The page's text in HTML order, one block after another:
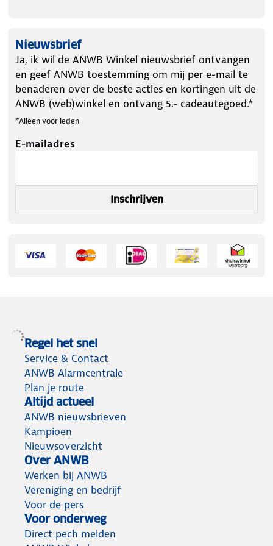
Nieuwsbrief
Ja, ik wil de ANWB Winkel nieuwsbrief ontvangen
en geef ANWB toestemming om mij per e-mail te
benaderen over de beste acties en kortingen uit de
ANWB (web)winkel en ontvang 5.- cadeautegoed.*
*Alleen voor leden
E-mailadres
Inschrijven
Regel het snel
Service & Contact
ANWB Alarmcentrale
Plan je route
Altijd actueel
ANWB nieuwsbrieven
Kampioen
Nieuwsoverzicht
Over ANWB
Werken bij ANWB
Vereniging en bedrijf
Voor de pers
Voor onderweg
Direct pech melden